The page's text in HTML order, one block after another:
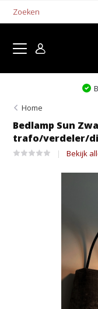
Home
Bedlamp Sun
trafo/verdeler/
Bekijk